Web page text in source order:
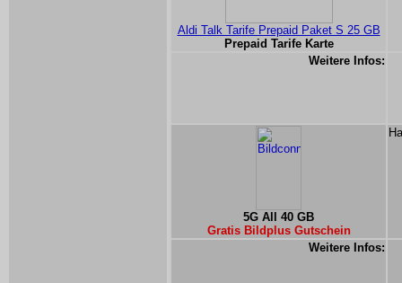
Aldi Talk Tarife Prepaid Paket S 25 GB
Prepaid Tarife Karte
Weitere Infos:
5G All 40 GB
Gratis Bildplus Gutschein
Weitere Infos: